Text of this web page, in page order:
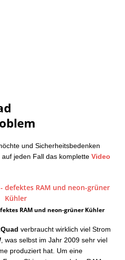
und Sicherheitsbedenken
jeden Fall das komplette Video
RAM und neon-grüner Kühler
verbraucht wirklich viel Strom
, was selbst im Jahr 2009 sehr viel
produziert hat. Um eine